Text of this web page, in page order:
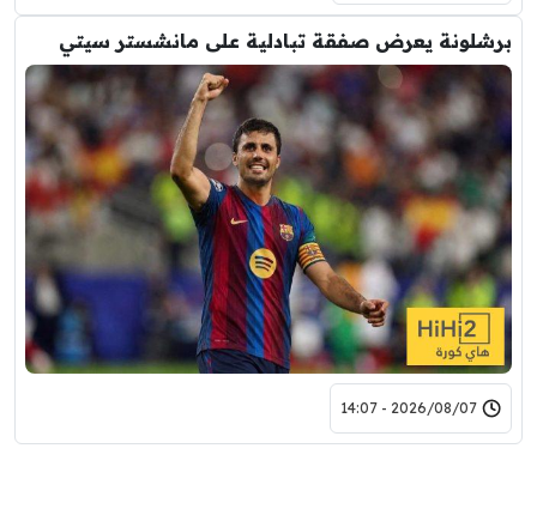
برشلونة يعرض صفقة تبادلية على مانشستر سيتي
2026/08/07 - 14:07